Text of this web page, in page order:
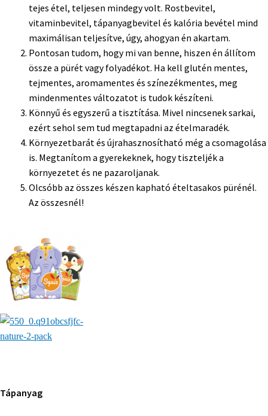
tejes étel, teljesen mindegy volt. Rostbevitel,
vitaminbevitel, tápanyagbevitel és kalória bevétel mind
maximálisan teljesítve, úgy, ahogyan én akartam.
Pontosan tudom, hogy mi van benne, hiszen én állítom
össze a pürét vagy folyadékot. Ha kell glutén mentes,
tejmentes, aromamentes és színezékmentes, meg
mindenmentes változatot is tudok készíteni.
Könnyű és egyszerű a tisztítása. Mivel nincsenek sarkai,
ezért sehol sem tud megtapadni az ételmaradék.
Környezetbarát és újrahasznosítható még a csomagolása
is. Megtanítom a gyerekeknek, hogy tiszteljék a
környezetet és ne pazaroljanak.
Olcsóbb az összes készen kapható ételtasakos pürénél.
Az összesnél!
Tápanyag